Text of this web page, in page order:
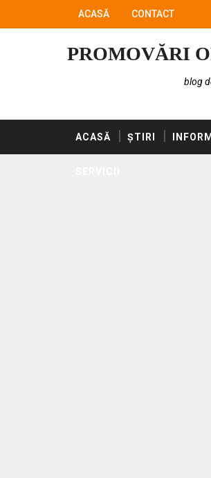
ACASĂ CONTACT
PROMOVĂRI
blog
ACASĂ ȘTIRI